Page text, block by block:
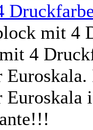
4
Euroskala